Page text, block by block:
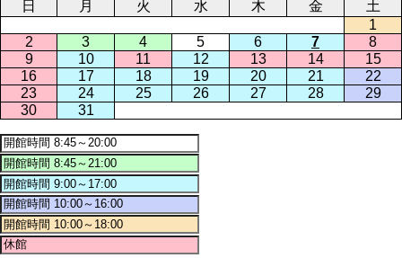
日 月 火 水 木 金
土
1
2
3 4 5 6 7
8
9
10 11 12 13 14
15
16
17 18 19 20 21
22
23
24 25 26 27 28
29
30
31